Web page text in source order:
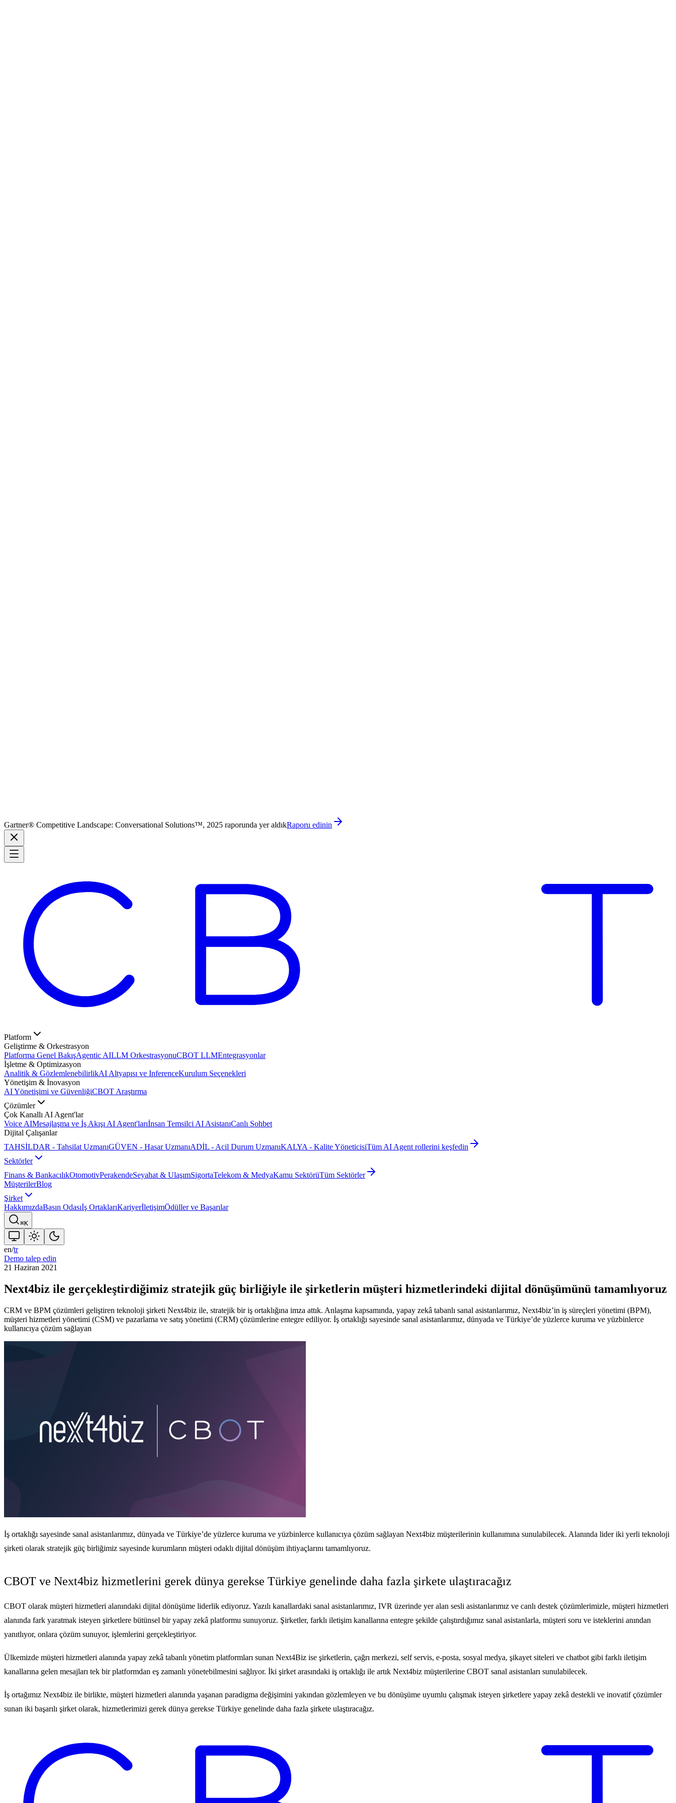
Gartner® Competitive Landscape: Conversational Solutions™, 2025 raporunda yer aldıkRaporu edinin
Platform
Geliştirme & Orkestrasyon
Platforma Genel BakışAgentic AILLM OrkestrasyonuCBOT LLMEntegrasyonlar
İşletme & Optimizasyon
Analitik & GözlemlenebilirlikAI Altyapısı ve InferenceKurulum Seçenekleri
Yönetişim & İnovasyon
AI Yönetişimi ve GüvenliğiCBOT Araştırma
Çözümler
Çok Kanallı AI Agent'lar
Voice AIMesajlaşma ve İş Akışı AI Agent'larıİnsan Temsilci AI AsistanıCanlı Sohbet
Dijital Çalışanlar
TAHSİLDAR - Tahsilat UzmanıGÜVEN - Hasar UzmanıADİL - Acil Durum UzmanıKALYA - Kalite YöneticisiTüm AI Agent rollerini keşfedin
Sektörler
Finans & BankacılıkOtomotivPerakendeSeyahat & UlaşımSigortaTelekom & MedyaKamu SektörüTüm Sektörler
MüşterilerBlog
Şirket
HakkımızdaBasın Odasıİş OrtaklarıKariyerİletişimÖdüller ve Başarılar
⌘K
en/tr
Demo talep edin
21 Haziran 2021
Next4biz ile gerçekleştirdiğimiz stratejik güç birliğiyle ile şirketlerin müşteri hizmetlerindeki dijital dönüşümünü tamamlıyoruz
CRM ve BPM çözümleri geliştiren teknoloji şirketi Next4biz ile, stratejik bir iş ortaklığına imza attık. Anlaşma kapsamında, yapay zekâ tabanlı sanal asistanlarımız, Next4biz’in iş süreçleri yönetimi (BPM),
müşteri hizmetleri yönetimi (CSM) ve pazarlama ve satış yönetimi (CRM) çözümlerine entegre ediliyor. İş ortaklığı sayesinde sanal asistanlarımız, dünyada ve Türkiye’de yüzlerce kuruma ve yüzbinlerce
kullanıcıya çözüm sağlayan
İş ortaklığı sayesinde sanal asistanlarımız, dünyada ve Türkiye’de yüzlerce kuruma ve yüzbinlerce kullanıcıya çözüm sağlayan Next4biz müşterilerinin kullanımına sunulabilecek. Alanında lider iki yerli teknoloji
şirketi olarak stratejik güç birliğimiz sayesinde kurumların müşteri odaklı dijital dönüşüm ihtiyaçlarını tamamlıyoruz.
CBOT ve Next4biz hizmetlerini gerek dünya gerekse Türkiye genelinde daha fazla şirkete ulaştıracağız
CBOT olarak müşteri hizmetleri alanındaki dijital dönüşüme liderlik ediyoruz. Yazılı kanallardaki sanal asistanlarımız, IVR üzerinde yer alan sesli asistanlarımız ve canlı destek çözümlerimizle, müşteri hizmetleri
alanında fark yaratmak isteyen şirketlere bütünsel bir yapay zekâ platformu sunuyoruz. Şirketler, farklı iletişim kanallarına entegre şekilde çalıştırdığımız sanal asistanlarla, müşteri soru ve isteklerini anından
yanıtlıyor, onlara çözüm sunuyor, işlemlerini gerçekleştiriyor.
Ülkemizde müşteri hizmetleri alanında yapay zekâ tabanlı yönetim platformları sunan Next4Biz ise şirketlerin, çağrı merkezi, self servis, e-posta, sosyal medya, şikayet siteleri ve chatbot gibi farklı iletişim
kanallarına gelen mesajları tek bir platformdan eş zamanlı yönetebilmesini sağlıyor. İki şirket arasındaki iş ortaklığı ile artık Next4biz müşterilerine CBOT sanal asistanları sunulabilecek.
İş ortağımız Next4biz ile birlikte, müşteri hizmetleri alanında yaşanan paradigma değişimini yakından gözlemleyen ve bu dönüşüme uyumlu çalışmak isteyen şirketlere yapay zekâ destekli ve inovatif çözümler
sunan iki başarılı şirket olarak, hizmetlerimizi gerek dünya gerekse Türkiye genelinde daha fazla şirkete ulaştıracağız.